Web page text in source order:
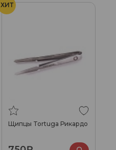
ХИТ
Щипцы Tortuga Рикардо